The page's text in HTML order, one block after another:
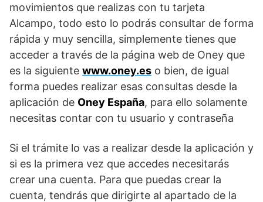
movimientos que realizas con tu tarjeta
Alcampo, todo esto lo podrás consultar de forma
rápida y muy sencilla, simplemente tienes que
acceder a través de la página web de Oney que
es la siguiente www.oney.es o bien, de igual
forma puedes realizar esas consultas desde la
aplicación de Oney España, para ello solamente
necesitas contar con tu usuario y contraseña
Si el trámite lo vas a realizar desde la aplicación y
si es la primera vez que accedes necesitarás
crear una cuenta. Para que puedas crear la
cuenta, tendrás que dirigirte al apartado de la